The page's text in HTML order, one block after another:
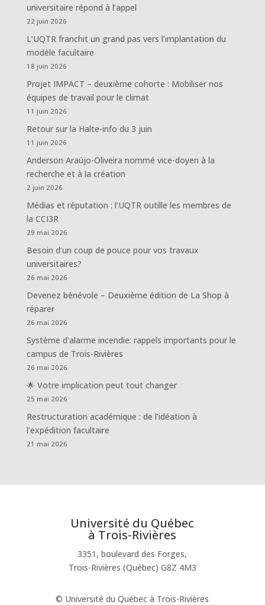
universitaire répond à l’appel
22 juin 2026
L’UQTR franchit un grand pas vers l’implantation du
modèle facultaire
18 juin 2026
Projet IMPACT – deuxième cohorte : Mobiliser nos
équipes de travail pour le climat
11 juin 2026
Retour sur la Halte-info du 3 juin
11 juin 2026
Anderson Araújo-Oliveira nommé vice-doyen à la
recherche et à la création
2 juin 2026
Médias et réputation : l’UQTR outille les membres de
la CCI3R
29 mai 2026
Besoin d’un coup de pouce pour vos travaux
universitaires?
26 mai 2026
Devenez bénévole – Deuxième édition de La Shop à
réparer
26 mai 2026
Système d’alarme incendie: rappels importants pour le
campus de Trois-Rivières
26 mai 2026
🌟 Votre implication peut tout changer
25 mai 2026
Restructuration académique : de l’idéation à
l’expédition facultaire
21 mai 2026
Université du Québec
à Trois-Rivières
3351, boulevard des Forges,
Trois-Rivières (Québec) G8Z 4M3
© Université du Québec à Trois-Rivières